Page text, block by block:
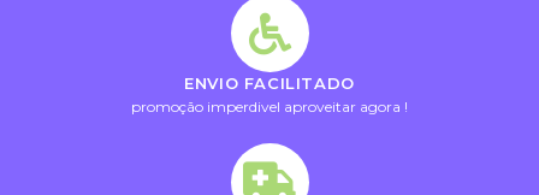
ENVIO FACILITADO
promoção imperdivel aproveitar agora !